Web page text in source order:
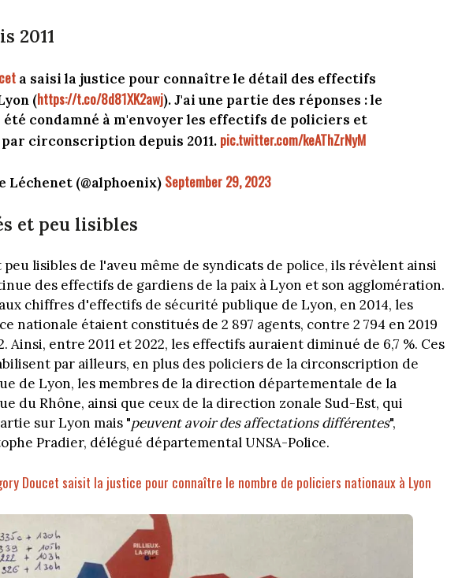
2011
a saisi la justice pour connaître le détail des effectifs
(https://t.co/8d81XK2awj). J'ai une partie des réponses : le
condamné à m'envoyer les effectifs de policiers et
circonscription depuis 2011. pic.twitter.com/keAThZrNyM
Léchenet (@alphoenix) September 29, 2023
et peu lisibles
lisibles de l'aveu même de syndicats de police, ils révèlent ainsi
des effectifs de gardiens de la paix à Lyon et son agglomération.
chiffres d'effectifs de sécurité publique de Lyon, en 2014, les
nationale étaient constitués de 2 897 agents, contre 2 794 en 2019
Ainsi, entre 2011 et 2022, les effectifs auraient diminué de 6,7 %. Ces
par ailleurs, en plus des policiers de la circonscription de
de Lyon, les membres de la direction départementale de la
du Rhône, ainsi que ceux de la direction zonale Sud-Est, qui
sur Lyon mais "peuvent avoir des affectations différentes",
Pradier, délégué départemental UNSA-Police.
Doucet saisit la justice pour connaître le nombre de policiers nationaux à Lyon